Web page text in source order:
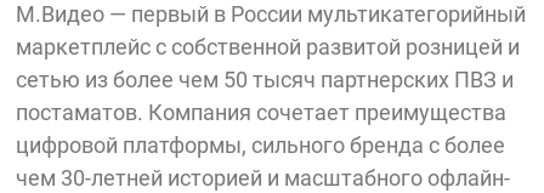
М.Видео — первый в России мультикатегорийный
маркетплейс с собственной развитой розницей и
сетью из более чем 50 тысяч партнерских ПВЗ и
постаматов. Компания сочетает преимущества
цифровой платформы, сильного бренда с более
чем 30-летней историей и масштабного офлайн-